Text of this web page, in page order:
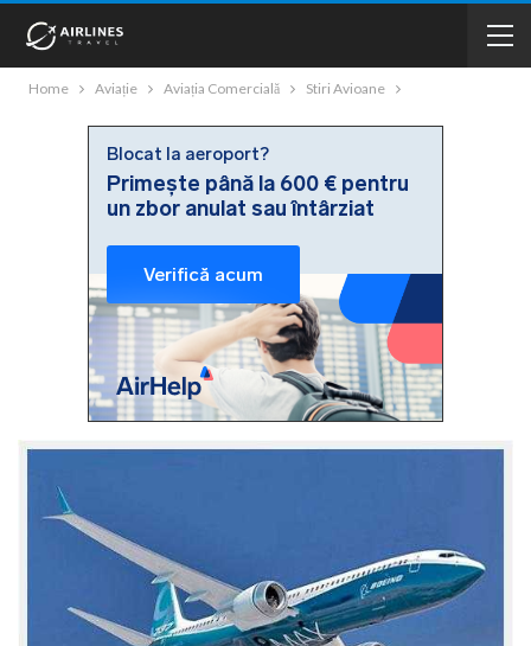
Home Aviație Aviația Comercială Stiri Avioane